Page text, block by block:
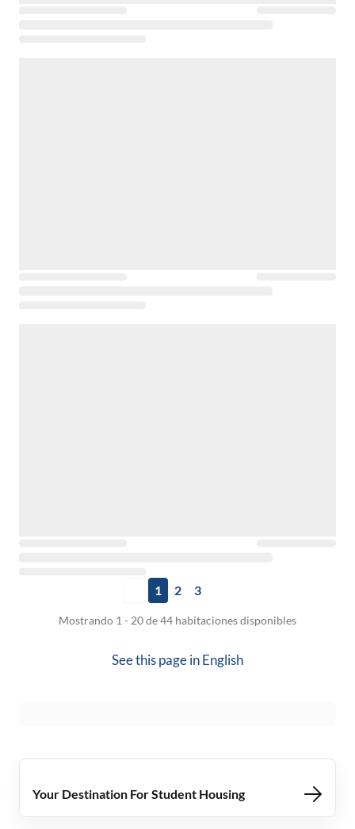
1 2 3
Mostrando 1 - 20 de 44 habitaciones disponibles
See this page inEnglish
Your Destination For Student Housing